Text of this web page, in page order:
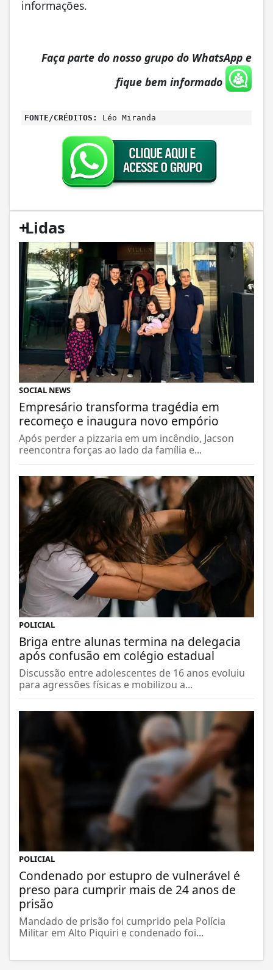
informações.
Faça parte do nosso grupo do WhatsApp e
fique bem informado
FONTE/CRÉDITOS: Léo Miranda
+
Lidas
SOCIAL NEWS
Empresário transforma tragédia em
recomeço e inaugura novo empório
Após perder a pizzaria em um incêndio, Jacson
reencontra forças ao lado da família e...
POLICIAL
Briga entre alunas termina na delegacia
após confusão em colégio estadual
Discussão entre adolescentes de 16 anos evoluiu
para agressões físicas e mobilizou a...
POLICIAL
Condenado por estupro de vulnerável é
preso para cumprir mais de 24 anos de
prisão
Mandado de prisão foi cumprido pela Polícia
Militar em Alto Piquiri e condenado foi...